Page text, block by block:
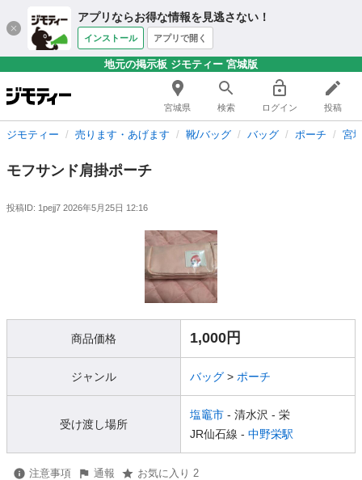
アプリならお得な情報を見逃さない！
インストール アプリで開く
地元の掲示板 ジモティー 宮城版
宮城県 検索 ログイン 投稿
ジモティー 売ります・あげます 靴/バッグ バッグ ポーチ 宮
モフサンド肩掛ポーチ
投稿ID: 1pejj7 2026年5月25日 12:16
商品価格 1,000円
ジャンル バッグ > ポーチ
受け渡し場所
塩竈市 - 清水沢 - 栄
JR仙石線 - 中野栄駅
注意事項 通報 お気に入り 2